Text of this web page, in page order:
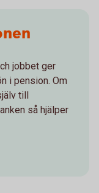
jobbet ger
i pension. Om
till
så hjälper